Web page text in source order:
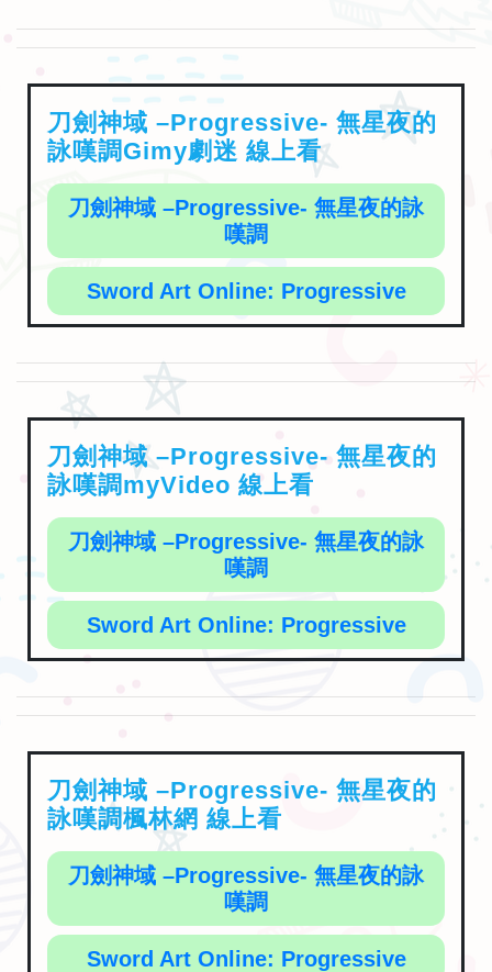
刀劍神域 –Progressive- 無星夜的
詠嘆調Gimy劇迷 線上看
刀劍神域 –Progressive- 無星夜的詠
嘆調
Sword Art Online: Progressive
刀劍神域 –Progressive- 無星夜的
詠嘆調myVideo 線上看
刀劍神域 –Progressive- 無星夜的詠
嘆調
Sword Art Online: Progressive
刀劍神域 –Progressive- 無星夜的
詠嘆調楓林網 線上看
刀劍神域 –Progressive- 無星夜的詠
嘆調
Sword Art Online: Progressive